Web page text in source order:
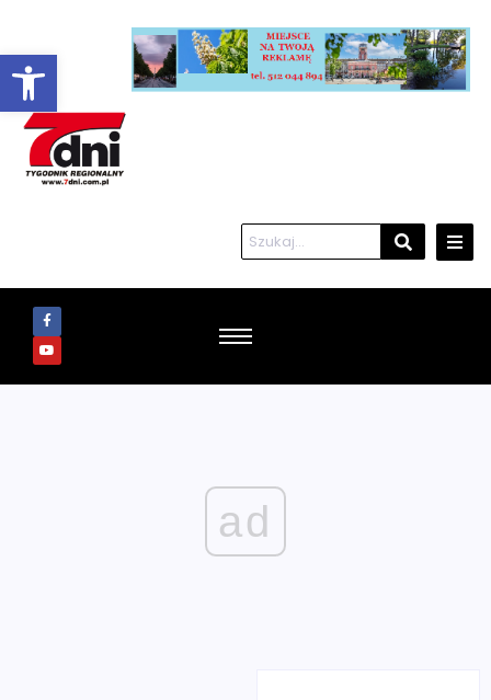
Otwórz pasek narzędzi
ad